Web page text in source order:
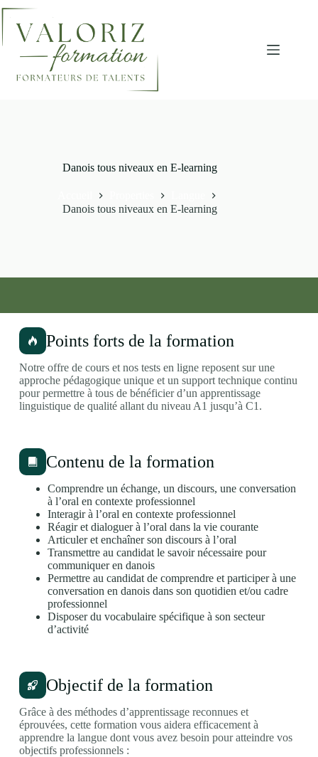
Passer
au
contenu
Danois tous niveaux en E-learning
Danois tous niveaux en E-learning
Points forts de la formation
Notre offre de cours et nos tests en ligne reposent sur une
approche pédagogique unique et un support technique continu
pour permettre à tous de bénéficier d’un apprentissage
linguistique de qualité allant du niveau A1 jusqu’à C1.
Contenu de la formation
Comprendre un échange, un discours, une conversation
à l’oral en contexte professionnel
Interagir à l’oral en contexte professionnel
Réagir et dialoguer à l’oral dans la vie courante
Articuler et enchaîner son discours à l’oral
Transmettre au candidat le savoir nécessaire pour
communiquer en danois
Permettre au candidat de comprendre et participer à une
conversation en danois dans son quotidien et/ou cadre
professionnel
Disposer du vocabulaire spécifique à son secteur
d’activité
Objectif de la formation
Grâce à des méthodes d’apprentissage reconnues et
éprouvées, cette formation vous aidera efficacement à
apprendre la langue dont vous avez besoin pour atteindre vos
objectifs professionnels :